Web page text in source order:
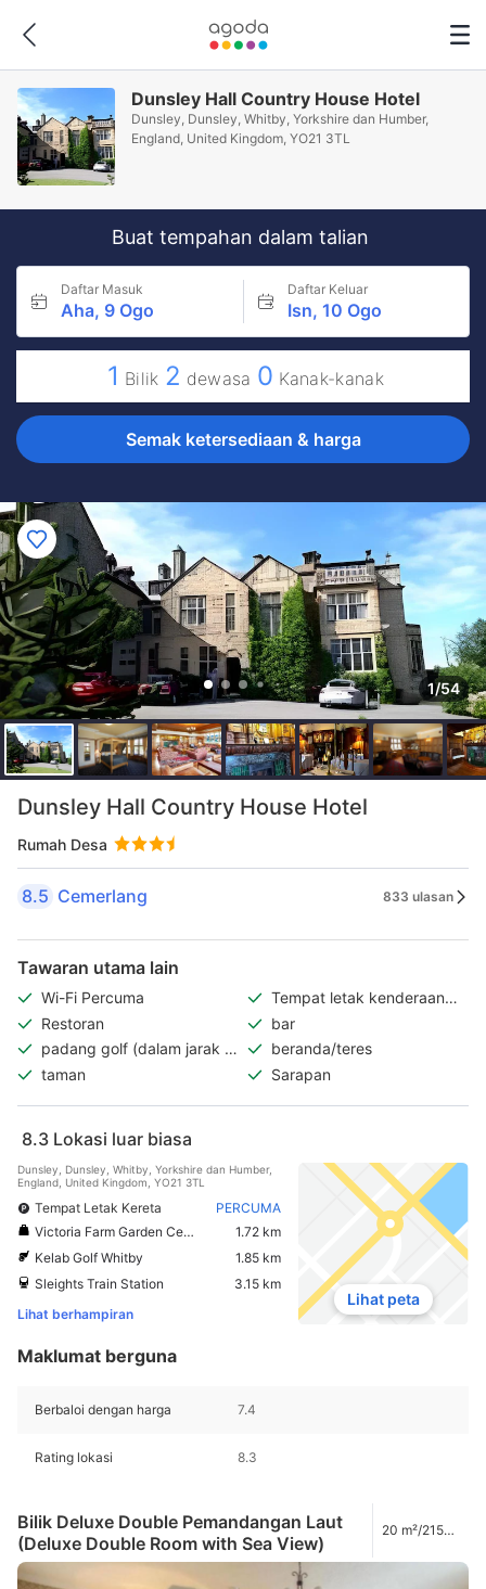
Dunsley Hall Country House Hotel
Dunsley, Dunsley, Whitby, Yorkshire dan Humber,
England, United Kingdom, YO21 3TL
Buat tempahan dalam talian
Daftar Masuk
Aha, 9 Ogo
Daftar Keluar
Isn, 10 Ogo
1 Bilik 2 dewasa 0 Kanak-kanak
Semak ketersediaan & harga
1/54
Dunsley Hall Country House Hotel
Rumah Desa
8.5 Cemerlang 833 ulasan
Tawaran utama lain
Wi-Fi Percuma
Tempat letak kenderaan
percuma
Restoran
bar
padang golf (dalam jarak 3
km)
beranda/teres
taman
Sarapan
8.3 Lokasi luar biasa
Dunsley, Dunsley, Whitby, Yorkshire dan Humber,
England, United Kingdom, YO21 3TL
Tempat Letak Kereta
PERCUMA
Victoria Farm Garden Centre
1.72 km
Kelab Golf Whitby
1.85 km
Sleights Train Station
3.15 km
Lihat berhampiran
Lihat peta
Maklumat berguna
Berbaloi dengan harga 7.4
Rating lokasi 8.3
Bilik Deluxe Double Pemandangan Laut
(Deluxe Double Room with Sea View)
20 m²/215